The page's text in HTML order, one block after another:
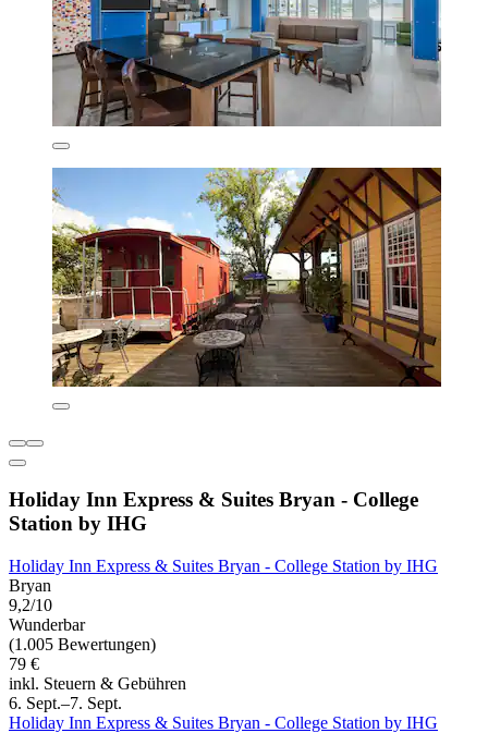
Holiday Inn Express & Suites Bryan - College
Station by IHG
Holiday Inn Express & Suites Bryan - College Station by IHG
Bryan
9,2/10
Wunderbar
(1.005 Bewertungen)
79 €
inkl. Steuern & Gebühren
6. Sept.–7. Sept.
Holiday Inn Express & Suites Bryan - College Station by IHG